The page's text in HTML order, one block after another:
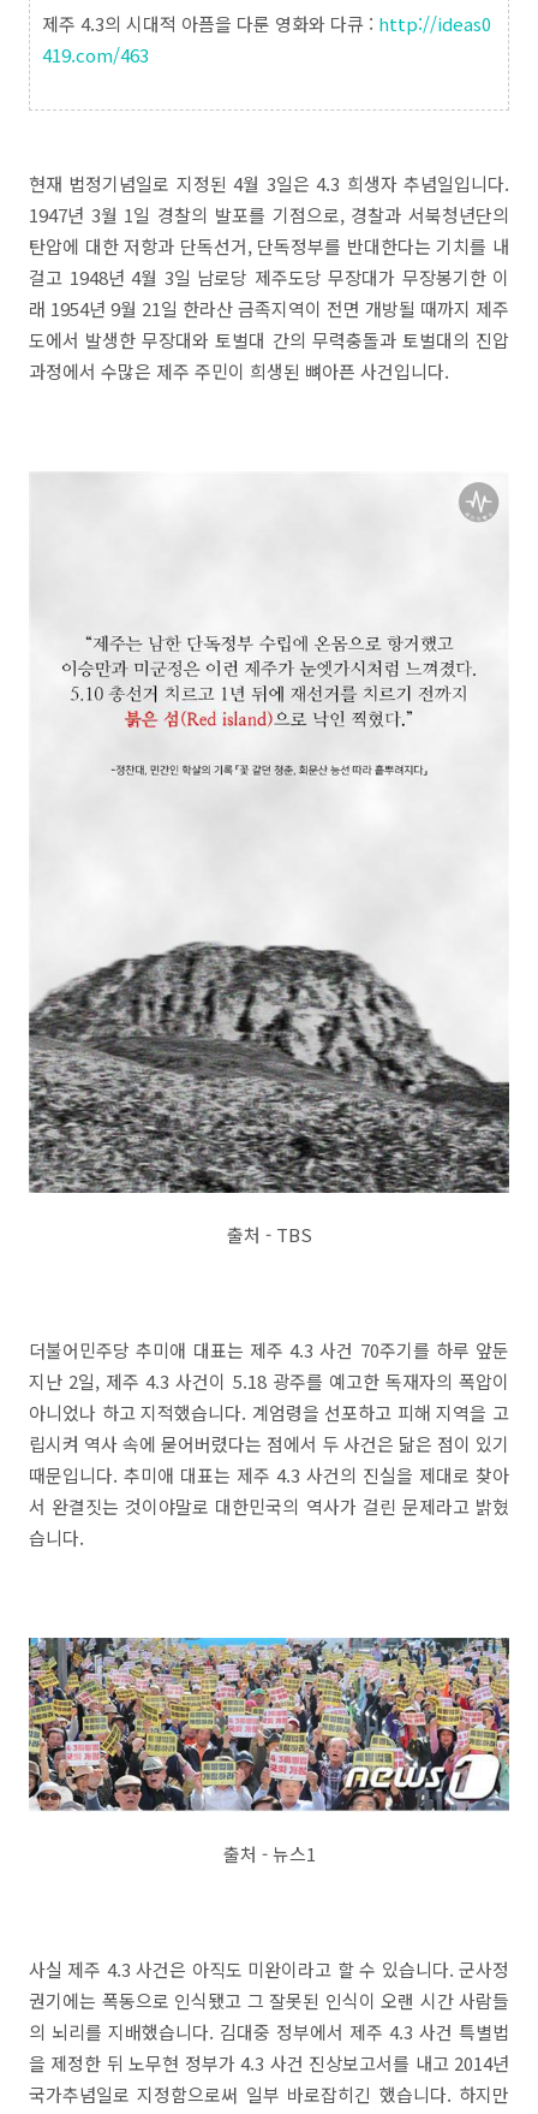
제주 4.3의 시대적 아픔을 다룬 영화와 다큐 : http://ideas0
419.com/463
현재 법정기념일로 지정된 4월 3일은 4.3 희생자 추념일입니다.
1947년 3월 1일 경찰의 발포를 기점으로, 경찰과 서북청년단의
탄압에 대한 저항과 단독선거, 단독정부를 반대한다는 기치를 내
걸고 1948년 4월 3일 남로당 제주도당 무장대가 무장봉기한 이
래 1954년 9월 21일 한라산 금족지역이 전면 개방될 때까지 제주
도에서 발생한 무장대와 토벌대 간의 무력충돌과 토벌대의 진압
과정에서 수많은 제주 주민이 희생된 뼈아픈 사건입니다.
출처 - TBS
더불어민주당 추미애 대표는 제주 4.3 사건 70주기를 하루 앞둔
지난 2일, 제주 4.3 사건이 5.18 광주를 예고한 독재자의 폭압이
아니었나 하고 지적했습니다. 계엄령을 선포하고 피해 지역을 고
립시켜 역사 속에 묻어버렸다는 점에서 두 사건은 닮은 점이 있기
때문입니다. 추미애 대표는 제주 4.3 사건의 진실을 제대로 찾아
서 완결짓는 것이야말로 대한민국의 역사가 걸린 문제라고 밝혔
습니다.
출처 - 뉴스1
사실 제주 4.3 사건은 아직도 미완이라고 할 수 있습니다. 군사정
권기에는 폭동으로 인식됐고 그 잘못된 인식이 오랜 시간 사람들
의 뇌리를 지배했습니다. 김대중 정부에서 제주 4.3 사건 특별법
을 제정한 뒤 노무현 정부가 4.3 사건 진상보고서를 내고 2014년
국가추념일로 지정함으로써 일부 바로잡히긴 했습니다. 하지만